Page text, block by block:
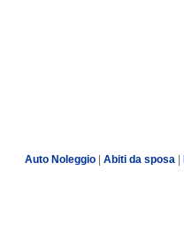
Auto Noleggio Abiti da sposa